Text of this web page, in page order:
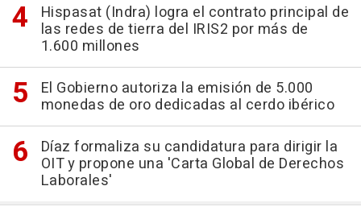
Hispasat (Indra) logra el contrato principal de
las redes de tierra del IRIS2 por más de
1.600 millones
El Gobierno autoriza la emisión de 5.000
monedas de oro dedicadas al cerdo ibérico
Díaz formaliza su candidatura para dirigir la
OIT y propone una 'Carta Global de Derechos
Laborales'